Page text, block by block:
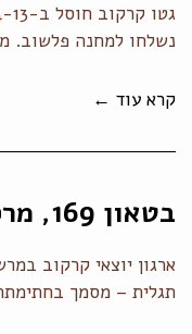
נשלחו למחנה פלשוב.
קרא עוד ←
בטאון 169, מרס 2021
ארגון יוצאי קרקוב
תגלית – מסמך